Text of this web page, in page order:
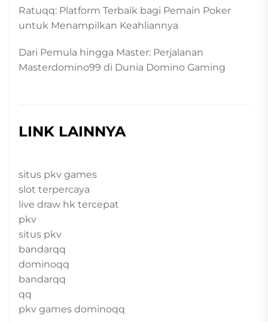
Ratuqq: Platform Terbaik bagi Pemain Poker
untuk Menampilkan Keahliannya
Dari Pemula hingga Master: Perjalanan
Masterdomino99 di Dunia Domino Gaming
LINK LAINNYA
situs pkv games
slot terpercaya
live draw hk tercepat
pkv
situs pkv
bandarqq
dominoqq
bandarqq
qq
pkv games dominoqq